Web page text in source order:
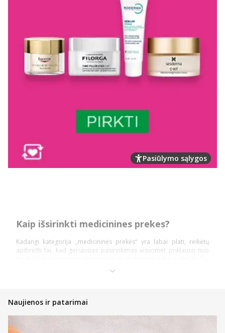
Pasiūlymo sąlygos
Kaip išsirinkti medicinines prekes?
Kadangi kategorija „medicininės prekės“ yra labai plati, reikėtų
apibrėžti tai, kad geriausias pasirinkimas visuomet priklauso nuo
Pasidalinsime bendromis įžvalgomis, ką vertėtų žinoti kiekvienam
pirkėjui, nusprendusiam pirkti internetinėje vaistinėje, kad įsigytų
priemonių ir technikos nauda būtų pati didžiausia!
Atsidarykite prekės puslapyje ir perskaitykite aprašymą,
Naujienos ir patarimai